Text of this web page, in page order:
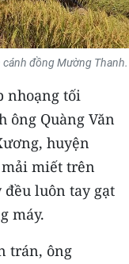
đồng Mường Thanh.
nhoạng tối
Quàng Văn
huyện
miết trên
luôn tay gạt
máy.
trán, ông